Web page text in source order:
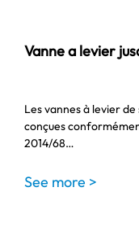
Vanne a levier
Les vannes à levier
conçues
2014/68…
See more >